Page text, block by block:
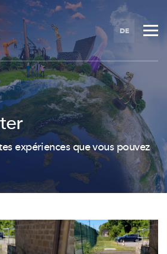
DE
expériences que vous pouvez